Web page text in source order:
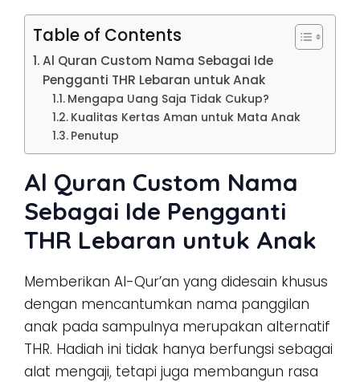
Table of Contents
Al Quran Custom Nama Sebagai Ide
Pengganti THR Lebaran untuk Anak
Mengapa Uang Saja Tidak Cukup?
Kualitas Kertas Aman untuk Mata Anak
Penutup
Al Quran Custom Nama
Sebagai Ide Pengganti
THR Lebaran untuk Anak
Memberikan Al-Qur’an yang didesain khusus
dengan mencantumkan nama panggilan
anak pada sampulnya merupakan alternatif
THR. Hadiah ini tidak hanya berfungsi sebagai
alat mengaji, tetapi juga membangun rasa